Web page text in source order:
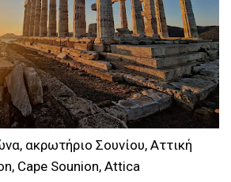
ακρωτήριο Σουνίου, Αττική
Cape Sounion, Attica